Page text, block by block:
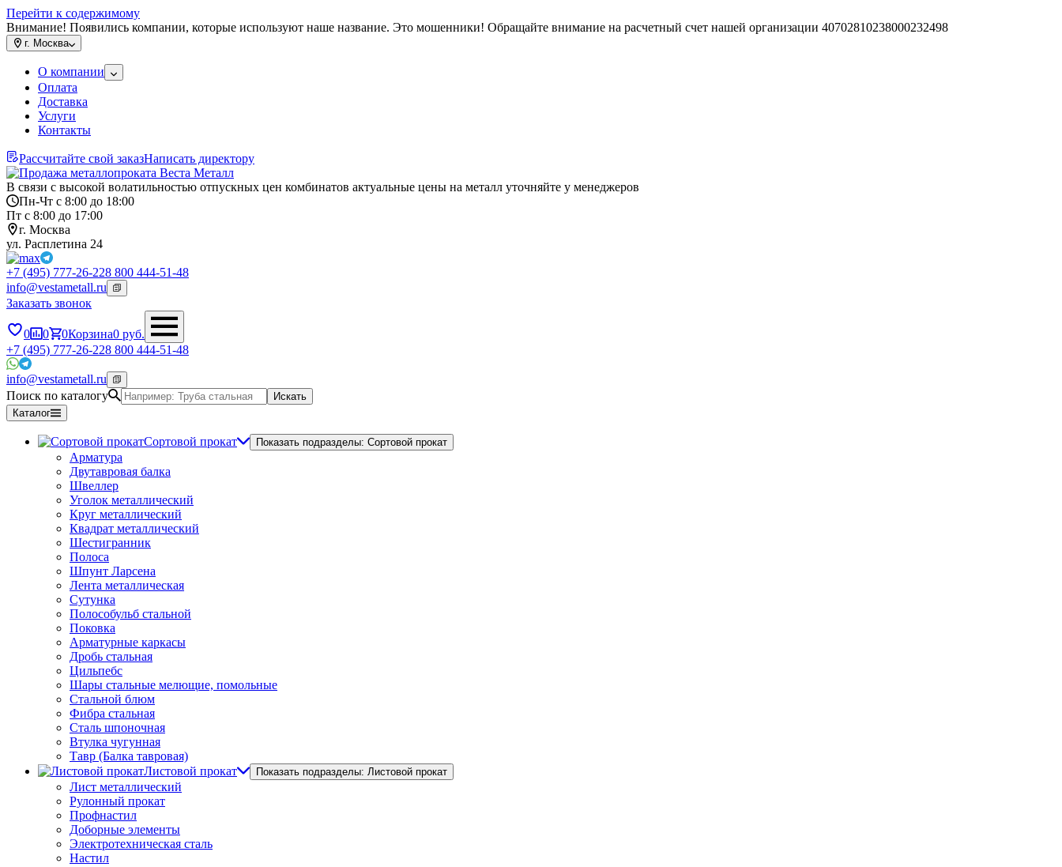
Перейти к содержимому
Внимание! Появились компании, которые используют наше название. Это мошенники! Обращайте внимание на расчетный счет нашей организации 40702810238000232498
г. Москва
О компании
Оплата
Доставка
Услуги
Контакты
Рассчитайте свой заказНаписать директору
В связи с высокой волатильностью отпускных цен комбинатов актуальные цены на металл уточняйте у менеджеров
Пн-Чт с 8:00 до 18:00
Пт с 8:00 до 17:00
г. Москва
ул. Расплетина 24
+7 (495) 777-26-228 800 444-51-48
info@vestametall.ru
Заказать звонок
0 0 0Корзина0 руб.
+7 (495) 777-26-228 800 444-51-48
info@vestametall.ru
Поиск по каталогу
Искать
Каталог
Сортовой прокат Показать подразделы: Сортовой прокат
Арматура
Двутавровая балка
Швеллер
Уголок металлический
Круг металлический
Квадрат металлический
Шестигранник
Полоса
Шпунт Ларсена
Лента металлическая
Сутунка
Полособульб стальной
Поковка
Арматурные каркасы
Дробь стальная
Цильпебс
Шары стальные мелющие, помольные
Стальной блюм
Фибра стальная
Сталь шпоночная
Втулка чугунная
Тавр (Балка тавровая)
Листовой прокат
Показать подразделы: Листовой прокат
Лист металлический
Рулонный прокат
Профнастил
Доборные элементы
Электротехническая сталь
Настил